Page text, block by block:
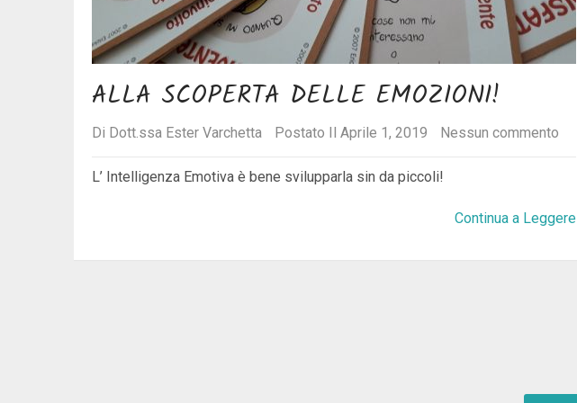
ALLA SCOPERTA DELLE EMOZIONI!
Di Dott.ssa Ester Varchetta Postato Il Aprile 1, 2019 Nessun commento
L’ Intelligenza Emotiva è bene svilupparla sin da piccoli!
Continua a Leggere